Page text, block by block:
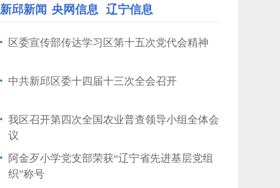
新邱新闻 央网信息 辽宁信息
区委宣传部传达学习区第十五次党代会精神
中共新邱区委十四届十三次全会召开
我区召开第四次全国农业普查领导小组全体会
议
阿金歹小学党支部荣获“辽宁省先进基层党组
织”称号